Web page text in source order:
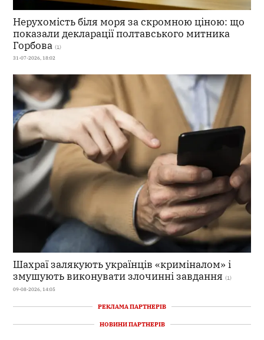
Нерухомість біля моря за скромною ціною: що
показали декларації полтавського митника
Горбова (1)
31-07-2026, 18:02
Шахраї залякують українців «криміналом» і
змушують виконувати злочинні завдання (1)
09-08-2026, 14:05
РЕКЛАМА ПАРТНЕРІВ
НОВИНИ ПАРТНЕРІВ